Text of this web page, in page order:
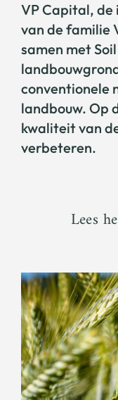
VP Capital,
van de familie
samen met
conventionele
landbouw. Op
kwaliteit van
verbeteren.
Lees